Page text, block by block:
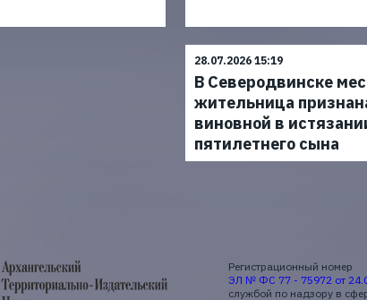
28.07.2026 15:19
В Северодвинске
жительница
виновной в
пятилетнего сына
Регистрационный номер
ЭЛ № ФС 77 - 75972 от
службой по надзору в